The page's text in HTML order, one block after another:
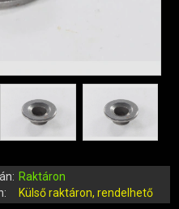
MOPED)
Raktáron
Külső raktáron, rendelhető